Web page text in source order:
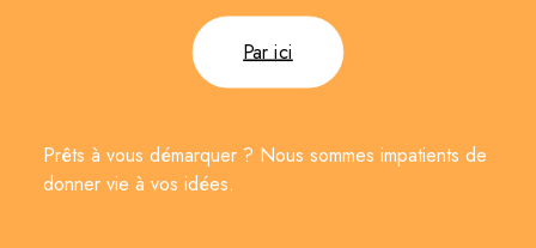
Par ici
Prêts à vous démarquer ? Nous sommes impatients de
donner vie à vos idées.